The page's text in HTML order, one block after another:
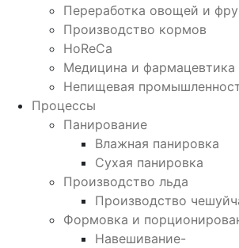
Переработка овощей и
Производство кормов
HoReCa
Медицина и фармацевтика
Непищевая
Процессы
Панирование
Влажная панировка
Сухая панировка
Производство льда
Производство
Формовка и
Навешивание-